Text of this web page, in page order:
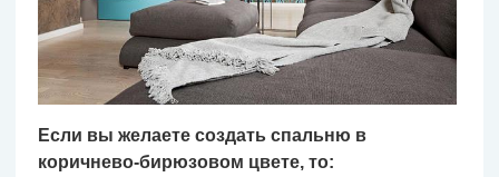
Если вы желаете создать спальню в
коричнево-бирюзовом цвете, то: